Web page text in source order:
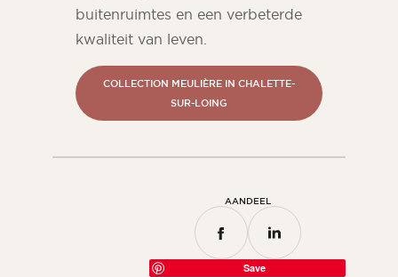
buitenruimtes en een verbeterde
kwaliteit van leven.
COLLECTION MEULIÈRE IN CHALETTE-
SUR-LOING
AANDEEL
Save